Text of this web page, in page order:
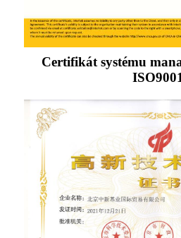
Certifikát systému
ISO9001